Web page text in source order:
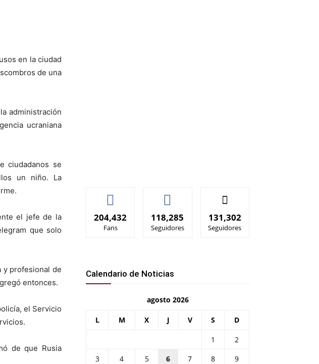
en la ciudad
de una
administración
ucraniana
ciudadanos se
un niño. La
el jefe de la
que solo
y profesional de
entonces.
el Servicio
de que Rusia
204,432
Fans
118,285
Seguidores
131,302
Seguidores
Calendario de Noticias
agosto 2026
L M X J V S D
1
2
3
4 5 6 7 8
9